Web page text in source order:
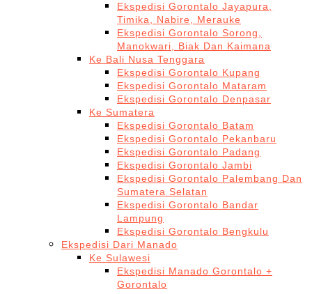
Ekspedisi Gorontalo Jayapura,
Timika, Nabire, Merauke
Ekspedisi Gorontalo Sorong,
Manokwari, Biak Dan Kaimana
Ke Bali Nusa Tenggara
Ekspedisi Gorontalo Kupang
Ekspedisi Gorontalo Mataram
Ekspedisi Gorontalo Denpasar
Ke Sumatera
Ekspedisi Gorontalo Batam
Ekspedisi Gorontalo Pekanbaru
Ekspedisi Gorontalo Padang
Ekspedisi Gorontalo Jambi
Ekspedisi Gorontalo Palembang Dan
Sumatera Selatan
Ekspedisi Gorontalo Bandar
Lampung
Ekspedisi Gorontalo Bengkulu
Ekspedisi Dari Manado
Ke Sulawesi
Ekspedisi Manado Gorontalo +
Gorontalo